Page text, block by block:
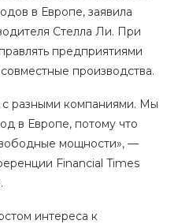
в Европе, заявила
Стелла Ли. При
предприятиями
производства.
разными компаниями. Мы
в Европе, потому что
мощности», —
Financial Times
интереса к